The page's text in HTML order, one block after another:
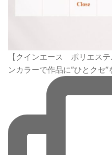
【クインエース ポリエス
ンカラーで作品に”ひとクセ